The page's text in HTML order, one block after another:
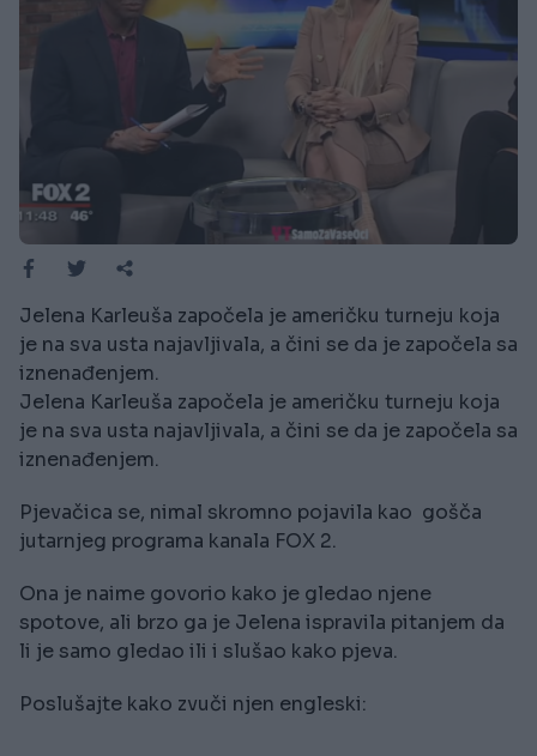
Jelena Karleuša započela je američku turneju koja
je na sva usta najavljivala, a čini se da je započela sa
iznenađenjem.
Jelena Karleuša započela je američku turneju koja
je na sva usta najavljivala, a čini se da je započela sa
iznenađenjem.
Pjevačica se, nimal skromno pojavila kao gošča
jutarnjeg programa kanala FOX 2.
Ona je naime govorio kako je gledao njene
spotove, ali brzo ga je Jelena ispravila pitanjem da
li je samo gledao ili i slušao kako pjeva.
Poslušajte kako zvuči njen engleski: